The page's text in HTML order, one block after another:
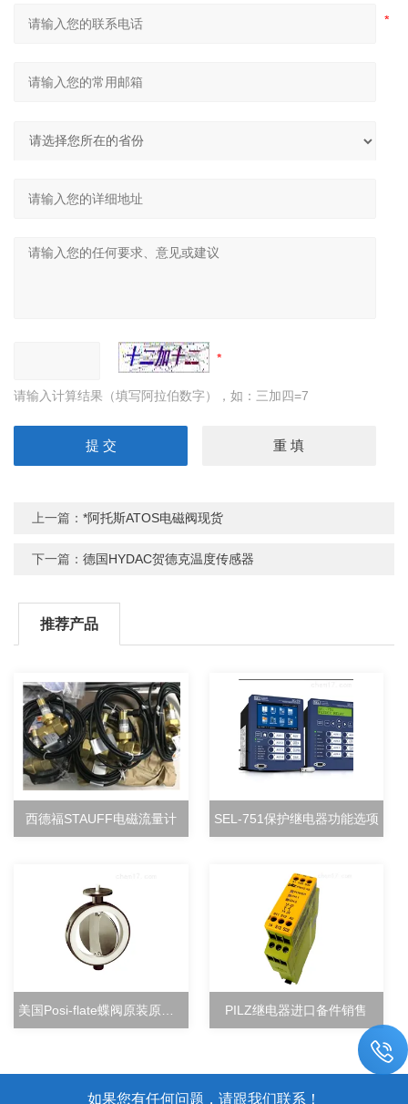
请输入计算结果（填写阿拉伯数字），如：三加四=7
上一篇：*阿托斯ATOS电磁阀现货
下一篇：德国HYDAC贺德克温度传感器
推荐产品
西德福STAUFF电磁流量计 SEL-751保护继电器功能选项
PILZ继电器进口备件销售
如果您有任何问题，请跟我们联系！